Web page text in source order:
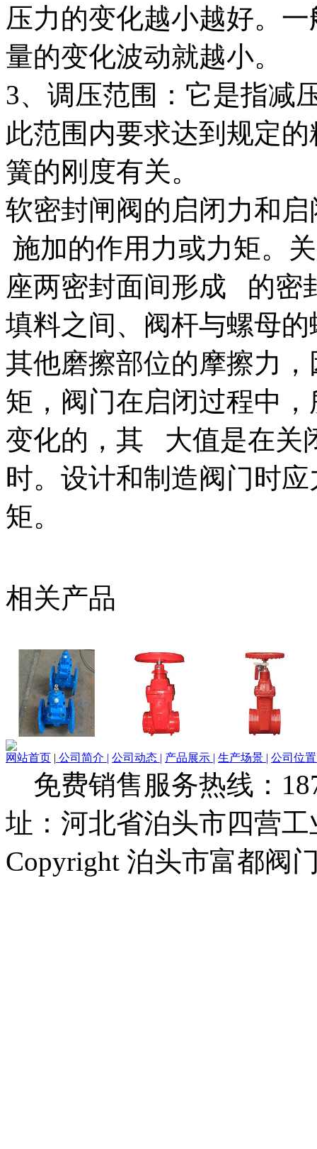
压力的变化越小越好。
量的变化波动就越小。
3、调压范围：它是指减
此范围内要求达到规定
簧的刚度有关。
软密封闸阀的启闭力和
施加的作用力或力矩。
座两密封面间形成 的密
填料之间、阀杆与螺母
其他磨擦部位的摩擦力
矩，阀门在启闭过程中
变化的，其 大值是在
时。设计和制造阀门时
矩。
相关产品
网站首页 | 公司简介 | 公司动态 | 产品展示 | 生产场景 | 公司位
免费销售服务热线：
址：河北省泊头市四营工
Copyright 泊头市富都阀